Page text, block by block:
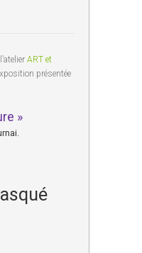
ART et
présentée
»